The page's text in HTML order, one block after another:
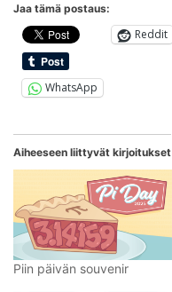
Jaa tämä postaus:
Reddit
WhatsApp
Aiheeseen liittyvät kirjoitukset
Piin päivän souvenir